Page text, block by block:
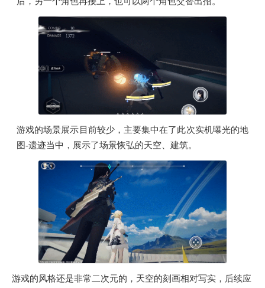
游戏的场景展示目前较少，主要集中在了此次实机曝光的地
图-遗迹当中，展示了场景恢弘的天空、建筑。
游戏的风格还是非常二次元的，天空的刻画相对写实，后续应